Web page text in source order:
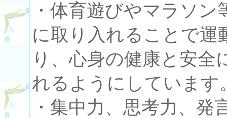
・体育遊びやマラソ
に取り入れることで運
り、心身の健康と安全
れるようにしています
・集中力、思考力、